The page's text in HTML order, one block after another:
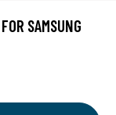
SAMSUNG